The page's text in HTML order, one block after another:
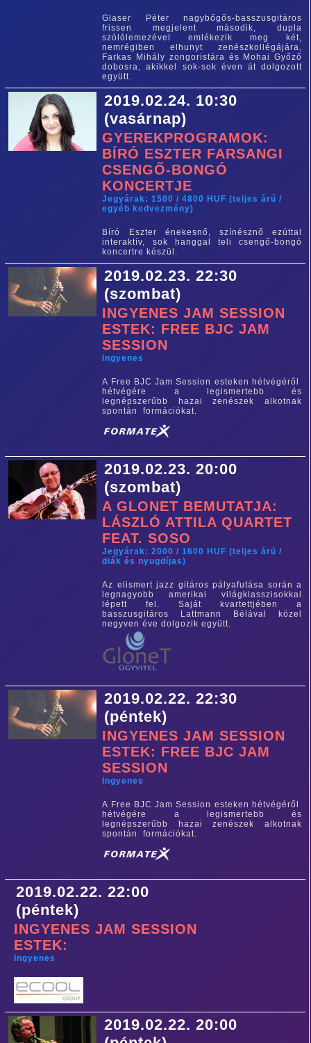
Glaser Péter nagybőgős-basszusgitáros
frissen megjelent második, dupla
szólólemezével emlékezik meg két,
nemrégiben elhunyt zenészkollégájára,
Farkas Mihály zongoristára és Mohai Győző
dobosra, akikkel sok-sok éven át dolgozott
együtt.
2019.02.24. 10:30
(vasárnap)
GYEREKPROGRAMOK:
BÍRÓ ESZTER FARSANGI
CSENGŐ-BONGÓ
KONCERTJE
Jegyárak: 1500 / 4800 HUF (teljes árú /
egyéb kedvezmény)
Bíró Eszter énekesnő, színésznő ezúttal
interaktív, sok hanggal teli csengő-bongó
koncertre készül.
2019.02.23. 22:30
(szombat)
INGYENES JAM SESSION
ESTEK: FREE BJC JAM
SESSION
Ingyenes
A Free BJC Jam Session esteken hétvégéről
hétvégére a legismertebb és
legnépszerűbb hazai zenészek alkotnak
spontán formációkat.
2019.02.23. 20:00
(szombat)
A GLONET BEMUTATJA:
LÁSZLÓ ATTILA QUARTET
FEAT. SOSO
Jegyárak: 2000 / 1600 HUF (teljes árú /
diák és nyugdíjas)
Az elismert jazz gitáros pályafutása során a
legnagyobb amerikai világklasszisokkal
lépett fel. Saját kvartettjében a
basszusgitáros Lattmann Bélával közel
negyven éve dolgozik együtt.
2019.02.22. 22:30
(péntek)
INGYENES JAM SESSION
ESTEK: FREE BJC JAM
SESSION
Ingyenes
A Free BJC Jam Session esteken hétvégéről
hétvégére a legismertebb és
legnépszerűbb hazai zenészek alkotnak
spontán formációkat.
2019.02.22. 22:00
(péntek)
INGYENES JAM SESSION
ESTEK:
Ingyenes
2019.02.22. 20:00